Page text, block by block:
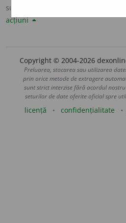
sursa:
acțiuni
Copyright © 2004-2026
Preluarea, stocarea sau utilizarea
prin orice metode de extragere
sunt strict interzise fără acordul
seturilor de date oferite oficial spre
licență confidențialitate